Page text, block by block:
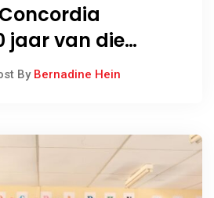
jaar van die
By Bernadine Hein